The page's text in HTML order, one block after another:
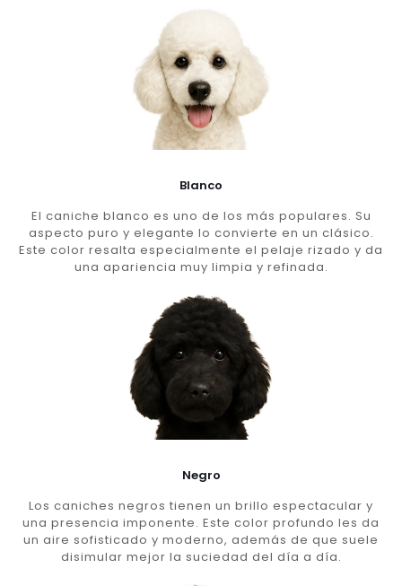
Blanco
El caniche blanco es uno de los más populares. Su
aspecto puro y elegante lo convierte en un clásico.
Este color resalta especialmente el pelaje rizado y da
una apariencia muy limpia y refinada.
Negro
Los caniches negros tienen un brillo espectacular y
una presencia imponente. Este color profundo les da
un aire sofisticado y moderno, además de que suele
disimular mejor la suciedad del día a día.